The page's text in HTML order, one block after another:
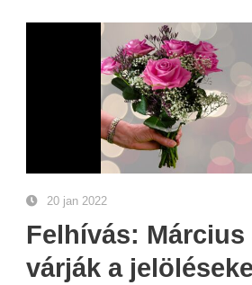
20 jan 2022
Felhívás: Március
várják a